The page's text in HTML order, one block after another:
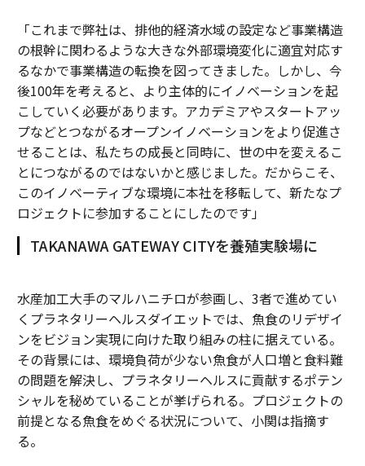
「これまで弊社は、排他的経済水域の設定など事業構造
の根幹に関わるような大きな外部環境変化に適宜対応す
るなかで事業構造の転換を図ってきました。しかし、今
後100年を考えると、より主体的にイノベーションを起
こしていく必要があります。アカデミアやスタートアッ
プなどとつながるオープンイノベーションをより促進さ
せることは、私たちの成長と同時に、世の中を変えるこ
とにつながるのではないかと感じました。だからこそ、
このイノベーティブな環境に本社を移転して、新たなプ
ロジェクトに参加することにしたのです」
TAKANAWA GATEWAY CITYを養殖実験場に
水産加工大手のマルハニチロが参画し、3者で進めてい
くプラネタリーヘルスダイエットでは、魚食のリデザイ
ンをビジョン実現に向けた取り組みの柱に据えている。
その背景には、環境負荷が少ない魚食が人口増と食料難
の問題を解決し、プラネタリーヘルスに貢献するポテン
シャルを秘めていることが挙げられる。プロジェクトの
前提となる魚食をめぐる状況について、小関は指摘す
る。